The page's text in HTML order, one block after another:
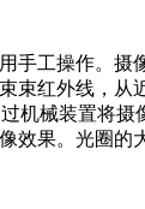
手工操作。
束红外线，
械装置将摄
效果。光圈